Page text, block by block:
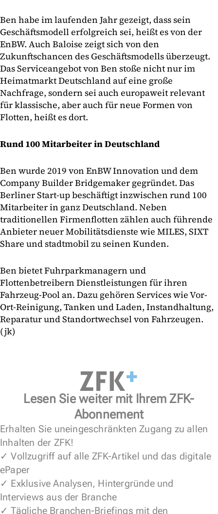
Ben habe im laufenden Jahr gezeigt, dass sein
Geschäftsmodell erfolgreich sei, heißt es von der
EnBW. Auch Baloise zeigt sich von den
Zukunftschancen des Geschäftsmodells überzeugt.
Das Serviceangebot von Ben stoße nicht nur im
Heimatmarkt Deutschland auf eine große
Nachfrage, sondern sei auch europaweit relevant
für klassische, aber auch für neue Formen von
Flotten, heißt es dort.
Rund 100 Mitarbeiter in Deutschland
Ben wurde 2019 von EnBW Innovation und dem
Company Builder Bridgemaker gegründet. Das
Berliner Start-up beschäftigt inzwischen rund 100
Mitarbeiter in ganz Deutschland. Neben
traditionellen Firmenflotten zählen auch führende
Anbieter neuer Mobilitätsdienste wie MILES, SIXT
Share und stadtmobil zu seinen Kunden.
Ben bietet Fuhrparkmanagern und
Flottenbetreibern Dienstleistungen für ihren
Fahrzeug-Pool an. Dazu gehören Services wie Vor-
Ort-Reinigung, Tanken und Laden, Instandhaltung,
Reparatur und Standortwechsel von Fahrzeugen.
(jk)
Lesen Sie weiter mit Ihrem ZFK-
Abonnement
Erhalten Sie uneingeschränkten Zugang zu allen
Inhalten der ZFK!
✓ Vollzugriff auf alle ZFK-Artikel und das digitale
ePaper
✓ Exklusive Analysen, Hintergründe und
Interviews aus der Branche
✓ Tägliche Branchen-Briefings mit den